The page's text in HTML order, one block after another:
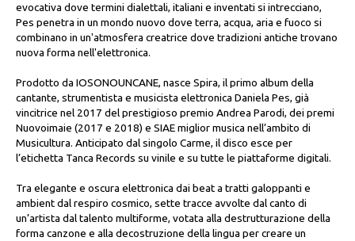
evocativa dove termini dialettali, italiani e inventati si intrecciano,
Pes penetra in un mondo nuovo dove terra, acqua, aria e fuoco si
combinano in un'atmosfera creatrice dove tradizioni antiche trovano
nuova forma nell'elettronica.
Prodotto da IOSONOUNCANE, nasce Spira, il primo album della
cantante, strumentista e musicista elettronica Daniela Pes, già
vincitrice nel 2017 del prestigioso premio Andrea Parodi, dei premi
Nuovoimaie (2017 e 2018) e SIAE miglior musica nell’ambito di
Musicultura. Anticipato dal singolo Carme, il disco esce per
l’etichetta Tanca Records su vinile e su tutte le piattaforme digitali.
Tra elegante e oscura elettronica dai beat a tratti galoppanti e
ambient dal respiro cosmico, sette tracce avvolte dal canto di
un’artista dal talento multiforme, votata alla destrutturazione della
forma canzone e alla decostruzione della lingua per creare un